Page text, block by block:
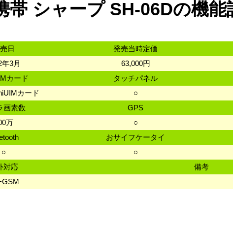
帯 シャープ SH-06Dの機能
日 発売当時定価
年3月
63,000円
カード
タッチパネル
カード
○
画素数
GPS
万
○
おサイフケータイ
○
○
対応
備考